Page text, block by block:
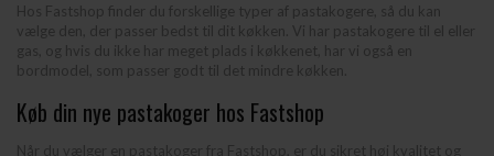
Hos Fastshop finder du forskellige typer af pastakogere, så du kan
vælge den, der passer bedst til dit køkken. Vi har pastakogere til el eller
gas, og hvis du ikke har meget plads i køkkenet, har vi også en
bordmodel, som passer godt til det mindre køkken.
Køb din nye pastakoger hos Fastshop
Når du vælger en pastakoger fra Fastshop, er du sikret høj kvalitet og